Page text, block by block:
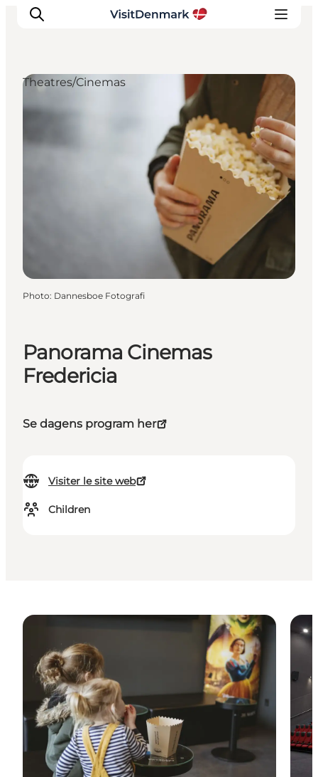
Destinations
Planifiez votre voyage
Panorama Cinemas
Fredericia
Se dagens program her
Visiter le site web
Children
Theatres/Cinemas
Photo: Dannesboe Fotografi